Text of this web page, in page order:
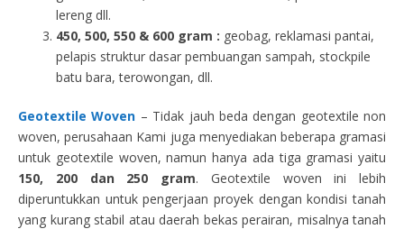
lereng dll.
450, 500, 550 & 600 gram : geobag, reklamasi pantai,
pelapis struktur dasar pembuangan sampah, stockpile
batu bara, terowongan, dll.
Geotextile Woven – Tidak jauh beda dengan geotextile non
woven, perusahaan Kami juga menyediakan beberapa gramasi
untuk geotextile woven, namun hanya ada tiga gramasi yaitu
150, 200 dan 250 gram. Geotextile woven ini lebih
diperuntukkan untuk pengerjaan proyek dengan kondisi tanah
yang kurang stabil atau daerah bekas perairan, misalnya tanah